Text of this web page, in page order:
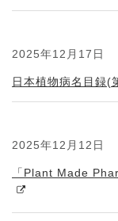
2025年12月17日
日本植物病名目録(
2025年12月12日
「Plant Made